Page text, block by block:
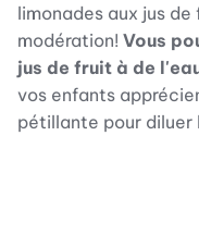
limonades aux jus
modération! Vous
jus de fruit à de
vos enfants
pétillante pour diluer